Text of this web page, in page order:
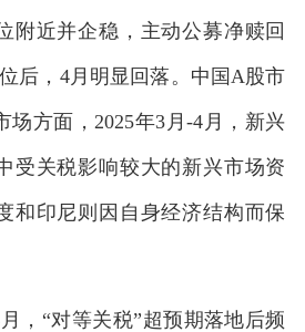
附近并企稳，主动公募净赎回
后，4月明显回落。中国A股市
场方面，2025年3月-4月，新兴
受关税影响较大的新兴市场资
和印尼则因自身经济结构而保
，“对等关税”超预期落地后频